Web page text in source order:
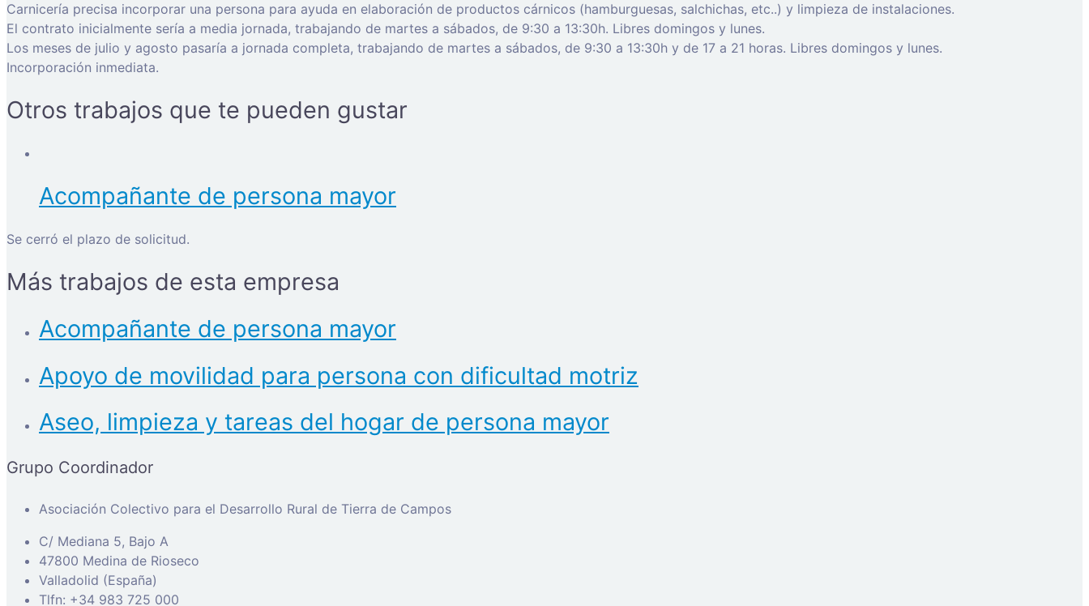
Carnicería precisa incorporar una persona para ayuda en elaboración de productos cárnicos (hamburguesas, salchichas, etc..) y limpieza de instalaciones.
El contrato inicialmente sería a media jornada, trabajando de martes a sábados, de 9:30 a 13:30h. Libres domingos y lunes.
Los meses de julio y agosto pasaría a jornada completa, trabajando de martes a sábados, de 9:30 a 13:30h y de 17 a 21 horas. Libres domingos y lunes.
Incorporación inmediata.
Otros trabajos que te pueden gustar
Acompañante de persona mayor
Se cerró el plazo de solicitud.
Más trabajos de esta empresa
Acompañante de persona mayor
Apoyo de movilidad para persona con dificultad motriz
Aseo, limpieza y tareas del hogar de persona mayor
Grupo Coordinador
Asociación Colectivo para el Desarrollo Rural de Tierra de Campos
C/ Mediana 5, Bajo A
47800 Medina de Rioseco
Valladolid (España)
Tlfn: +34 983 725 000